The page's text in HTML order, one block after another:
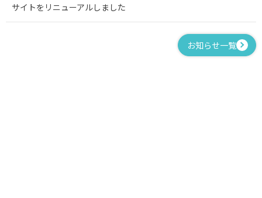
サイトをリニューアルしました
お知らせ一覧